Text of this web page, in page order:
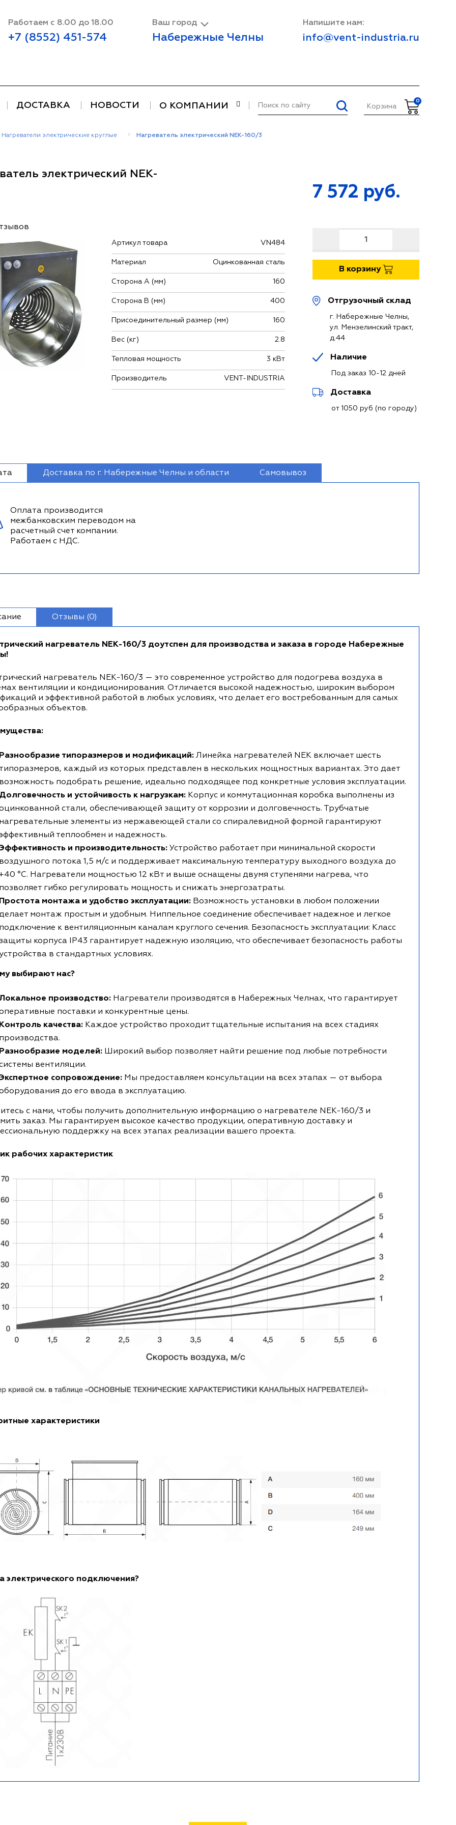
Работаем с 8.00 до 18.00
+7 (8552) 451-574
Ваш город
Набережные Челны
Напишите нам:
info@vent-industria.ru
ДОСТАВКА НОВОСТИ О КОМПАНИИ Корзина
0
Нагреватели электрические круглые Нагреватель электрический NEK-160/3
электрический NEK-
Артикул товара VN484
Материал Оцинкованная сталь
Сторона А (мм) 160
Сторона В (мм) 400
Присоединительный размер (мм) 160
Вес (кг) 2.8
Тепловая мощность 3 кВт
Производитель VENT-INDUSTRIA
7 572 руб.
В корзину
Отгрузочный склад
г. Набережные Челны,
ул. Мензелинский тракт,
д.44
Наличие
Под заказ 10-12 дней
Доставка
от 1050 руб (по городу)
Доставка по г. Набережные Челны и области Самовывоз
Оплата производится
межбанковским переводом на
расчетный счет компании.
Работаем с НДС.
Отзывы (0)
нагреватель NEK-160/3 доутспен для производства и заказа в городе Набережные
нагреватель NEK-160/3 — это современное устройство для подогрева воздуха в
вентиляции и кондиционирования. Отличается высокой надежностью, широким выбором
и эффективной работой в любых условиях, что делает его востребованным для самых
объектов.
типоразмеров и модификаций:Линейка нагревателей NEK включает шесть
каждый из которых представлен в нескольких мощностных вариантах. Это дает
подобрать решение, идеально подходящее под конкретные условия эксплуатации.
и устойчивость к нагрузкам:Корпус и коммутационная коробка выполнены из
стали, обеспечивающей защиту от коррозии и долговечность. Трубчатые
элементы из нержавеющей стали со спиралевидной формой гарантируют
теплообмен и надежность.
и производительность:Устройство работает при минимальной скорости
потока 1,5 м/с и поддерживает максимальную температуру выходного воздуха до
°С. Нагреватели мощностью 12 кВт и выше оснащены двумя ступенями нагрева, что
гибко регулировать мощность и снижать энергозатраты.
монтажа и удобство эксплуатации: Возможность установки в любом положении
монтаж простым и удобным. Ниппельное соединение обеспечивает надежное и легкое
к вентиляционным каналам круглого сечения. Безопасность эксплуатации: Класс
корпуса IP43 гарантирует надежную изоляцию, что обеспечивает безопасность работы
в стандартных условиях.
выбирают нас?
производство: Нагреватели производятся в Набережных Челнах, что гарантирует
поставки и конкурентные цены.
качества: Каждое устройство проходит тщательные испытания на всех стадиях
моделей: Широкий выбор позволяет найти решение под любые потребности
вентиляции.
сопровождение:Мы предоставляем консультации на всех этапах — от выбора
до его ввода в эксплуатацию.
с нами, чтобы получить дополнительную информацию о нагревателе NEK-160/3 и
заказ. Мы гарантируем высокое качество продукции, оперативную доставку и
поддержку на всех этапах реализации вашего проекта.
рабочих характеристик
характеристики
электрического подключения?